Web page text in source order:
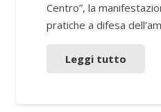
Centro”, la
pratiche a difesa
Leggi tutto